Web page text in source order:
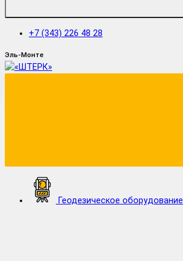
+7 (343) 226 48 28
Эль-Монте
Геодезическое оборудование